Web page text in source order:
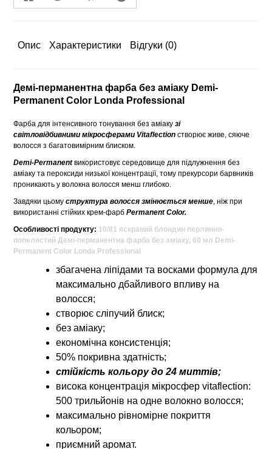
Опис Характеристики Відгуки (0)
Демі-перманентна фарба без аміаку Demi-
Permanent Color Londa Professional
Фарба для інтенсивного тонування без аміакузі
світловідбивними мікросферами Vitaflection створює живе, сяюче
волосся з багатовимірним блиском.
Demi-Permanentвикористовує середовище для підлужнення без
аміаку та пероксиди низької концентрації, тому прекурсори барвників
проникають у волокна волосся менш глибоко.
Завдяки цьомуструктура волосся змінюється менше, ніж при
використанні стійких крем-фарбPermanent Color.
Особливості продукту: 10/81 яскравий блондин перлинно-
попелястий Демі-перманентна фарба без аміаку, 60 мл Demi-
Permanent Color Londa Professional
збагачена ліпідами та восками формула для
максимально дбайливого впливу на
волосся;
створює сліпучий блиск;
без аміаку;
економічна консистенція;
50% покривна здатність;
стійкість кольору до 24 миттів;
висока концентрація мікросфер vitaflection:
500 трильйонів на одне волокно волосся;
максимально рівномірне покриття
кольором;
приємний аромат.